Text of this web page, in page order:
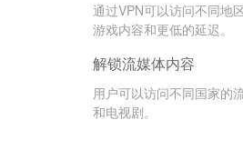
通过VPN可以访问不同地
游戏内容和更低的延迟。
解锁流媒体内容
用户可以访问不同国家的
和电视剧。